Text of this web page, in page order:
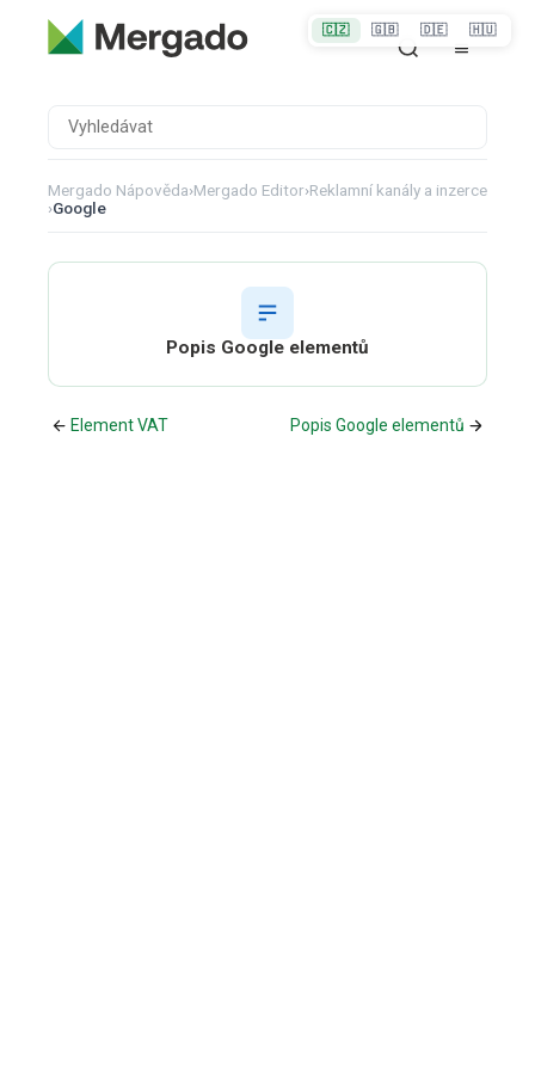
Mergado Nápověda›Mergado Editor›Reklamní kanály a inzerce
›Google
Popis Google elementů
Element VAT Popis Google elementů
🇨🇿 🇬🇧 🇩🇪 🇭🇺